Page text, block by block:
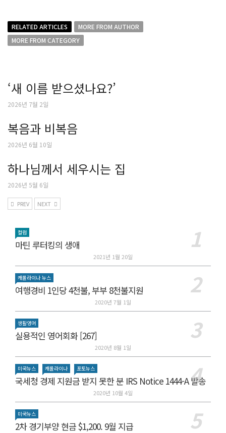
RELATED ARTICLES
MORE FROM AUTHOR
MORE FROM CATEGORY
‘새 이름 받으셨나요?’
2026년 7월 2일
복음과 비복음
2026년 6월 10일
하나님께서 세우시는 집
2026년 5월 6일
PREV NEXT
컬럼
마틴 루터킹의 생애
2021년 1월 20일
캐롤라이나 뉴스
여행경비 1인당 4천불, 부부 8천불지원
2020년 7월 1일
생활영어
실용적인 영어회화 [267]
2020년 8월 1일
미국뉴스 캐롤라이나 포토뉴스
국세청 경제 지원금 받지 못한 분 IRS Notice 1444-A 발송
2020년 10월 4일
미국뉴스
2차 경기부양 현금 $1,200. 9월 지급